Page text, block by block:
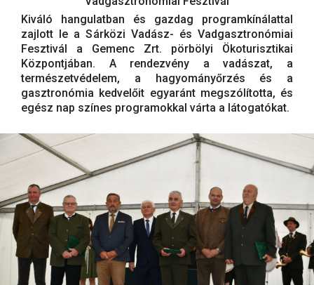
Kiváló hangulatban és gazdag programkínálattal
zajlott le a Sárközi Vadász- és Vadgasztronómiai
Fesztivál a Gemenc Zrt. pörbölyi Ökoturisztikai
Központjában. A rendezvény a vadászat, a
természetvédelem, a hagyományőrzés és a
gasztronómia kedvelőit egyaránt megszólította, és
egész nap színes programokkal várta a látogatókat.